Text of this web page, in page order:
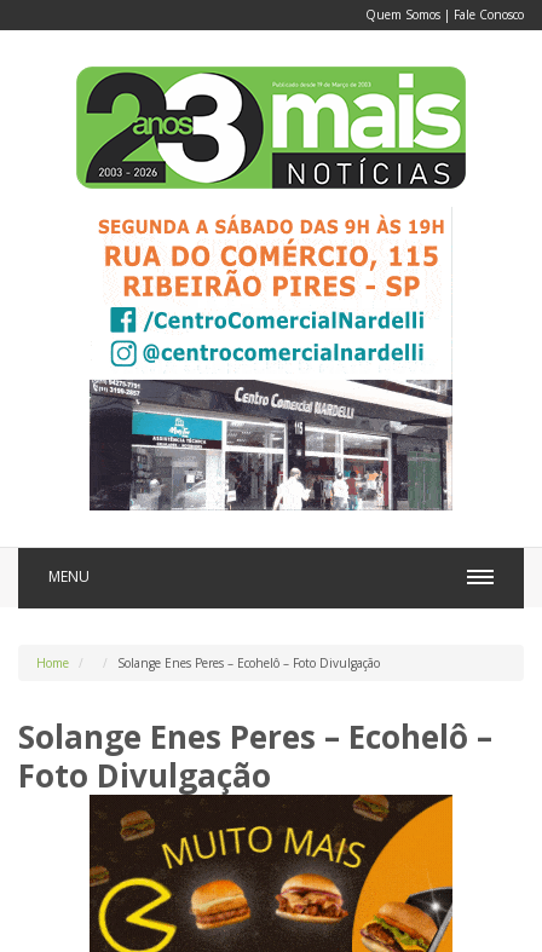
Quem Somos | Fale Conosco
MENU
Home Solange Enes Peres – Ecohelô – Foto Divulgação
Solange Enes Peres – Ecohelô –
Foto Divulgação